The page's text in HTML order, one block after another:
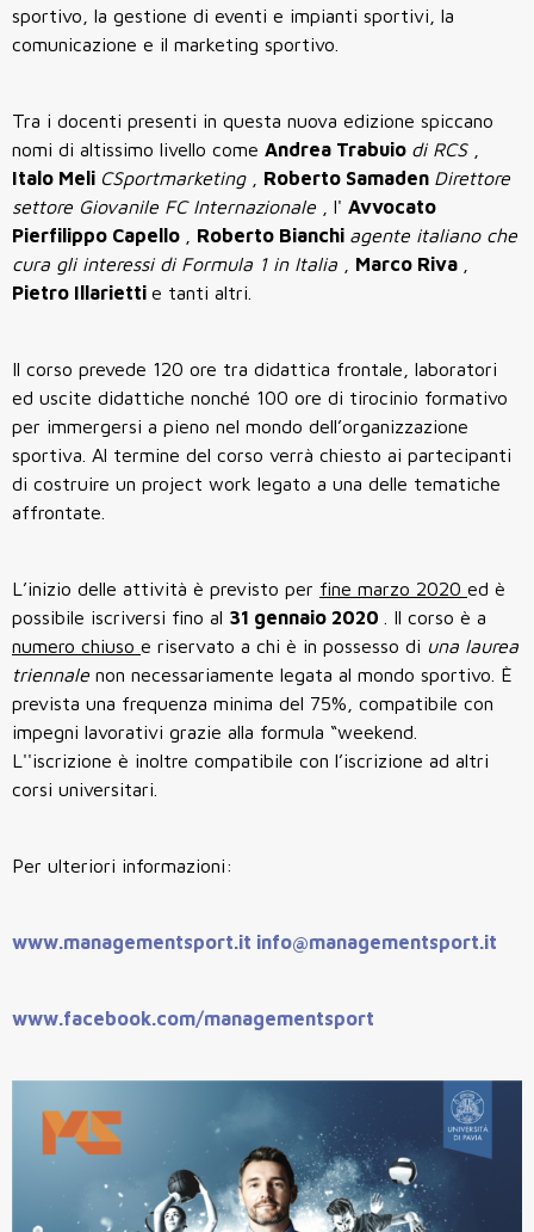
sportivo, la gestione di eventi e impianti sportivi, la
comunicazione e il marketing sportivo.
Tra i docenti presenti in questa nuova edizione spiccano
nomi di altissimo livello come Andrea Trabuio di RCS
Italo Meli CSportmarketing Roberto Samaden Direttore
settore Giovanile FC Internazionale
, l' Avvocato
Pierfilippo Capello
Roberto Bianchi agente italiano che
cura gli interessi di Formula 1 in Italia
Marco Riva
Pietro Illarietti e tanti altri.
Il corso prevede 120 ore tra didattica frontale, laboratori
ed uscite didattiche nonché 100 ore di tirocinio formativo
per immergersi a pieno nel mondo dell’organizzazione
sportiva. Al termine del corso verrà chiesto ai partecipanti
di costruire un project work legato a una delle tematiche
affrontate.
L’inizio delle attività è previsto per fine marzo 2020 ed è
possibile iscriversi fino al 31 gennaio 2020
. Il corso è a
numero chiuso e riservato a chi è in possesso di una laurea
triennale non necessariamente legata al mondo sportivo. È
prevista una frequenza minima del 75%, compatibile con
impegni lavorativi grazie alla formula “weekend.
L''iscrizione è inoltre compatibile con l’iscrizione ad altri
corsi universitari.
Per ulteriori informazioni:
www.managementsport.it info@managementsport.it
www.facebook.com/managementsport